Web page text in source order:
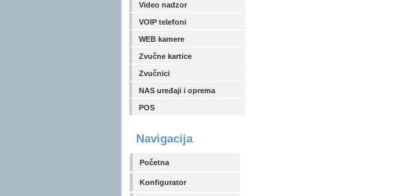
Video nadzor
VOIP telefoni
WEB kamere
Zvučne kartice
Zvučnici
NAS uređaji i oprema
POS
Navigacija
Početna
Konfigurator